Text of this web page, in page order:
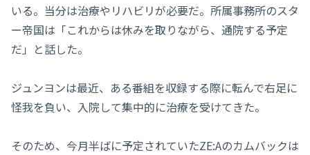
いる。当分は治療やリハビリが必要だ。所属事務所のスタ
ー帝国は「これからは休みを取りながら、通院する予定
だ」と話した。
ジュンヨンは最近、ある番組を収録する際に転んで右足に
怪我を負い、入院して集中的に治療を受けてきた。
そのため、今月半ばに予定されていたZE:Aのカムバックは